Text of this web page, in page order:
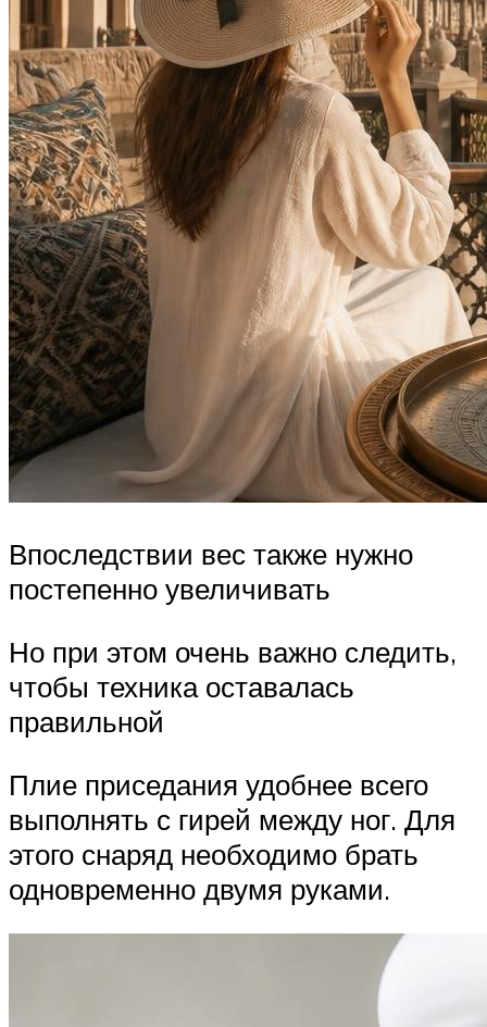
Впоследствии вес также нужно
постепенно увеличивать
Но при этом очень важно следить,
чтобы техника оставалась
правильной
Плие приседания удобнее всего
выполнять с гирей между ног. Для
этого снаряд необходимо брать
одновременно двумя руками.